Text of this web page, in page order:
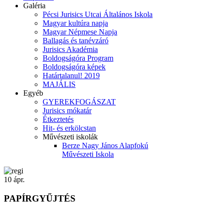
Galéria
Pécsi Jurisics Utcai Általános Iskola
Magyar kultúra napja
Magyar Népmese Napja
Ballagás és tanévzáró
Jurisics Akadémia
Boldogságóra Program
Boldogságóra képek
Határtalanul! 2019
MAJÁLIS
Egyéb
GYEREKFOGÁSZAT
Jurisics mókatár
Étkeztetés
Hit- és erkölcstan
Művészeti iskolák
Berze Nagy János Alapfokú
Művészeti Iskola
10 ápr.
PAPÍRGYŰJTÉS